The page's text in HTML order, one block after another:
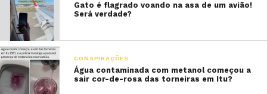
Gato é flagrado voando na asa de um avião!
Será verdade?
CONSPIRAÇÕES
Água contaminada com metanol começou a
sair cor-de-rosa das torneiras em Itu?